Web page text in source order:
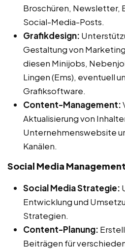
Broschüren, Newsletter,
Social-Media-Posts.
Grafikdesign:
Gestaltung von
diesen Minijobs,
Lingen (Ems), eventuell
Grafiksoftware.
Content-Management:
Aktualisierung von
Unternehmenswebsite
Kanälen.
Social Media
Social Media Strategie:
Entwicklung und
Strategien.
Content-Planung:
Beiträgen für